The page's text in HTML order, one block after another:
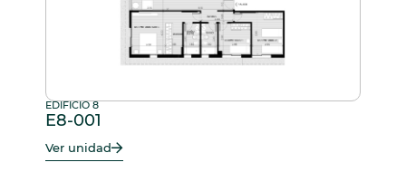
EDIFICIO 8
E8-001
Ver unidad